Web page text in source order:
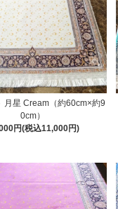
月星 Cream（約60cm×約9
0cm）
円(税込11,000円)